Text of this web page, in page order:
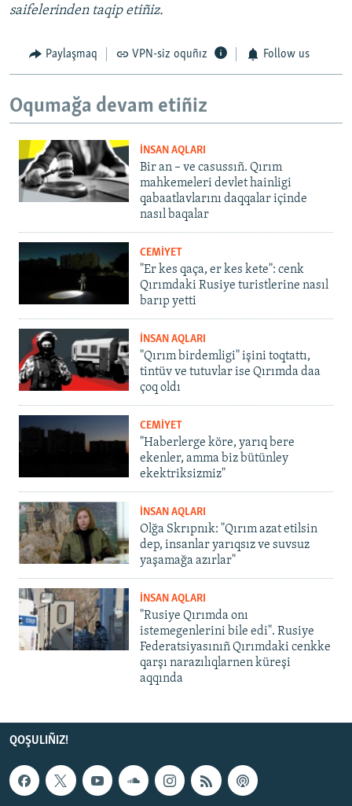
saifelerinden taqip etiñiz.
Paylaşmaq VPN-siz oquñız Follow us
Oqumağa devam etiñiz
İNSAN AQLARI
Bir an – ve casussıñ. Qırım
mahkemeleri devlet hainligi
qabaatlavlarını daqqalar içinde
nasıl baqalar
CEMİYET
"Er kes qaça, er kes kete": cenk
Qırımdaki Rusiye turistlerine nasıl
barıp yetti
İNSAN AQLARI
"Qırım birdemligi" işini toqtattı,
tintüv ve tutuvlar ise Qırımda daa
çoq oldı
CEMİYET
"Haberlerge köre, yarıq bere
ekenler, amma biz bütünley
ekektriksizmiz"
İNSAN AQLARI
Olğa Skrıpnık: "Qırım azat etilsin
dep, insanlar yarıqsız ve suvsuz
yaşamağa azırlar"
İNSAN AQLARI
"Rusiye Qırımda onı
istemegenlerini bile edi". Rusiye
Federatsiyasınıñ Qırımdaki cenkke
qarşı narazılıqlarnen küreşi
aqqında
QOŞULIÑIZ!